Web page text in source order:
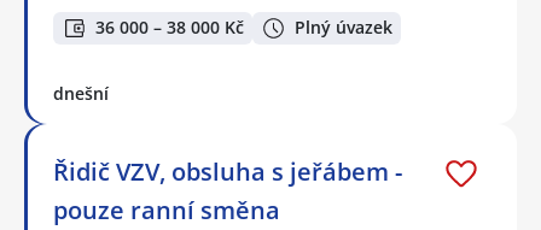
36 000 – 38 000 Kč Plný úvazek
dnešní
Řidič VZV, obsluha s jeřábem -
pouze ranní směna